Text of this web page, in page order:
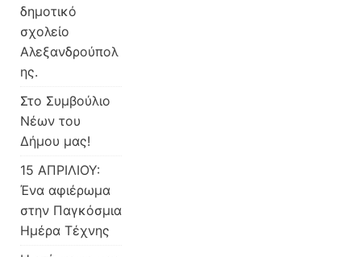
δημοτικό
σχολείο
Αλεξανδρούπολ
ης.
Στο Συμβούλιο
Νέων του
Δήμου μας!
15 ΑΠΡΙΛΙΟΥ:
Ένα αφιέρωμα
στην Παγκόσμια
Ημέρα Τέχνης